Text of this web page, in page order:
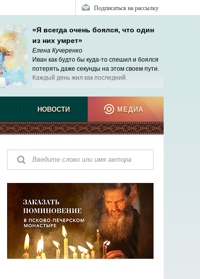
Подписаться на рассылку
«Я всегда очень боялся, что один
из них умрет»
Елена Кучеренко
Иван как будто бы куда-то спешил и боялся
потерять даже секунды на этом своем пути.
Каждый день жил как последний.
НОВОСТИ МЕДИА